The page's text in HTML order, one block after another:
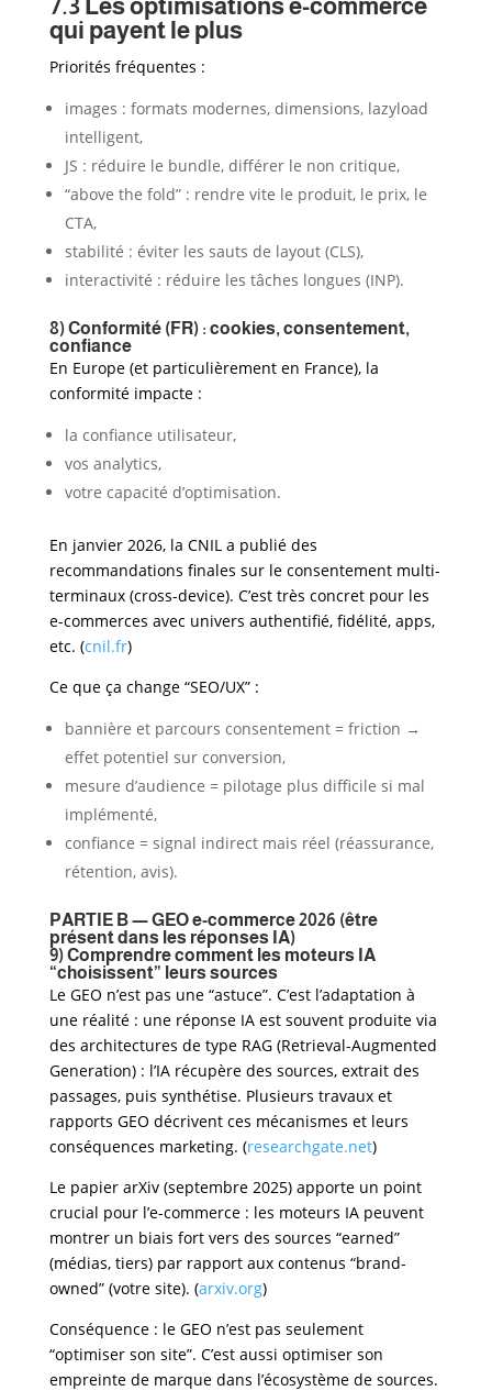
7.3 Les optimisations e-commerce
qui payent le plus
Priorités fréquentes :
images : formats modernes, dimensions, lazyload
intelligent,
JS : réduire le bundle, différer le non critique,
“above the fold” : rendre vite le produit, le prix, le
CTA,
stabilité : éviter les sauts de layout (CLS),
interactivité : réduire les tâches longues (INP).
8) Conformité (FR) : cookies, consentement,
confiance
En Europe (et particulièrement en France), la
conformité impacte :
la confiance utilisateur,
vos analytics,
votre capacité d’optimisation.
En janvier 2026, la CNIL a publié des
recommandations finales sur le consentement multi-
terminaux (cross-device). C’est très concret pour les
e-commerces avec univers authentifié, fidélité, apps,
etc. (cnil.fr)
Ce que ça change “SEO/UX” :
bannière et parcours consentement = friction →
effet potentiel sur conversion,
mesure d’audience = pilotage plus difficile si mal
implémenté,
confiance = signal indirect mais réel (réassurance,
rétention, avis).
PARTIE B — GEO e-commerce 2026 (être
présent dans les réponses IA)
9) Comprendre comment les moteurs IA
“choisissent” leurs sources
Le GEO n’est pas une “astuce”. C’est l’adaptation à
une réalité : une réponse IA est souvent produite via
des architectures de type RAG (Retrieval-Augmented
Generation) : l’IA récupère des sources, extrait des
passages, puis synthétise. Plusieurs travaux et
rapports GEO décrivent ces mécanismes et leurs
conséquences marketing. (researchgate.net)
Le papier arXiv (septembre 2025) apporte un point
crucial pour l’e-commerce : les moteurs IA peuvent
montrer un biais fort vers des sources “earned”
(médias, tiers) par rapport aux contenus “brand-
owned” (votre site). (arxiv.org)
Conséquence : le GEO n’est pas seulement
“optimiser son site”. C’est aussi optimiser son
empreinte de marque dans l’écosystème de sources.